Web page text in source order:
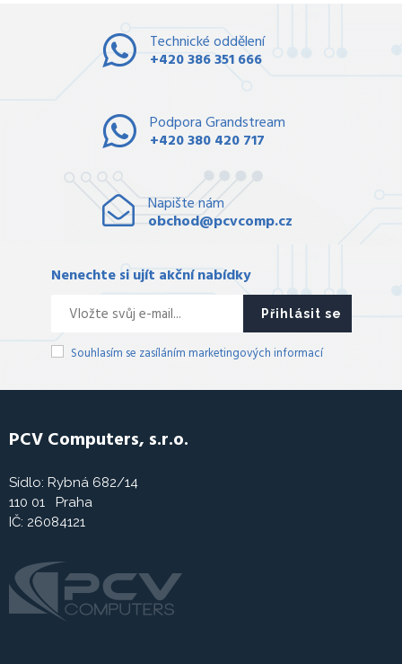
Technické oddělení
+420 386 351 666
Podpora Grandstream
+420 380 420 717
Napište nám
obchod@pcvcomp.cz
Nenechte si ujít akční nabídky
Přihlásit se
Souhlasím se zasíláním marketingových informací
PCV Computers, s.r.o.
Sídlo: Rybná 682/14
110 01 Praha
IČ: 26084121